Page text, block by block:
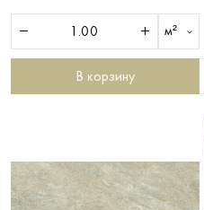
м²
В корзину